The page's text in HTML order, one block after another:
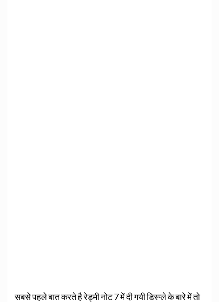
सबसे पहले बात करते है रेड्मी नोट 7 में दी गयी डिस्प्ले के बारे में तो